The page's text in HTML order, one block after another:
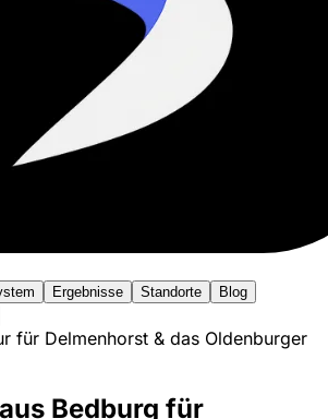
Ergebnisse Standorte
Blog
für Delmenhorst & das Oldenburger
Bedburg für